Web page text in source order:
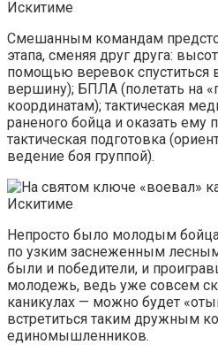
Смешанным командам
этапа, сменяя друг друга:
помощью веревок спуститься
вершину); БПЛА (полетать на
координатам); тактическая
раненого бойца и оказать
тактическая подготовка
ведение боя группой).
Непросто было молодым
по узким заснеженным
были и победители, и
молодежь, ведь уже совсем
каникулах — можно будет
встретиться таким дружным
единомышленников.